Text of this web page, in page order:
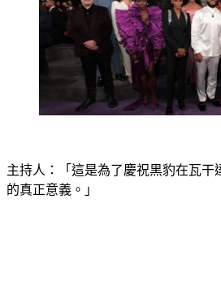
主持人：「這是為了慶祝黑豹在瓦干
的真正意義。」